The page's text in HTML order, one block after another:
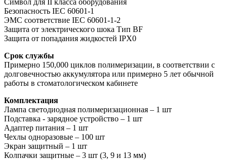
Безопасность IEC 60601-1
ЭМС соответствие IEC 60601-1-2
Защита от электрического шока Тип BF
Защита от попадания жидкостей IPX0
Срок службы
Примерно 150,000 циклов полимеризации, в соответствии с
долговечностью аккумулятора или примерно 5 лет обычной
работы в стоматологическом кабинете
Комплектация
Лампа светодиодная полимеризационная – 1 шт
Подставка - зарядное устройство – 1 шт
Адаптер питания – 1 шт
Чехлы одноразовые – 100 шт
Экран защитный – 1 шт
Колпачки защитные – 3 шт (3, 9 и 13 мм)